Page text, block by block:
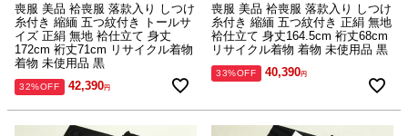
喪服 美品 袷喪服 落款入り しつけ
糸付き 縮緬 五つ紋付き トールサ
イズ 正絹 無地 袷仕立て 身丈
172cm 裄丈71cm リサイクル着物
着物 未使用品 黒
32%OFF 42,390
喪服 美品 袷喪服 落款入り しつけ
糸付き 縮緬 五つ紋付き 正絹 無地
袷仕立て 身丈164.5cm 裄丈68cm
リサイクル着物 着物 未使用品 黒
33%OFF 40,390